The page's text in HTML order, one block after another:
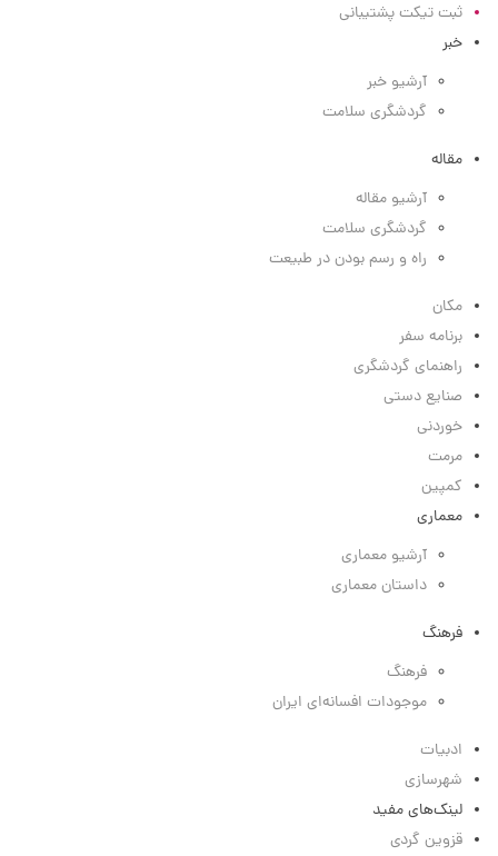
ثبت تیکت پشتیبانی
خبر
آرشیو خبر
گردشگری سلامت
مقاله
آرشیو مقاله
گردشگری سلامت
راه و رسم بودن در طبیعت
مکان
برنامه سفر
راهنمای گردشگری
صنایع دستی
خوردنی
مرمت
کمپین
معماری
آرشیو معماری
داستان معماری
فرهنگ
فرهنگ
موجودات افسانه‌ای ایران
ادبیات
شهرسازی
لینک‌های مفید
قزوین گردی